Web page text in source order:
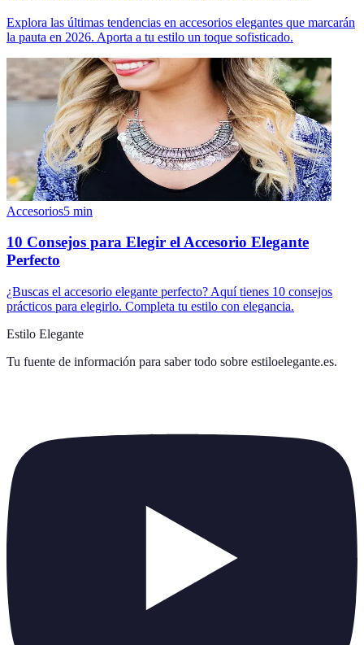
Explora las últimas tendencias en accesorios elegantes que marcarán
la pauta en 2026. Aporta a tu estilo un toque sofisticado.
Accesorios5 min
10 Consejos para Elegir el Accesorio Elegante
Perfecto
¿Buscas el accesorio elegante perfecto? Aquí tienes 10 consejos
prácticos para elegirlo. Completa tu estilo con elegancia.
Estilo Elegante
Tu fuente de información para saber todo sobre estiloelegante.es.